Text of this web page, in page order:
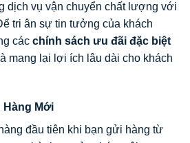
dịch vụ vận chuyển chất lượng với
tri ân sự tin tưởng của khách
các chính sách ưu đãi đặc biệt
mang lại lợi ích lâu dài cho khách
Hàng Mới
đầu tiên khi bạn gửi hàng từ